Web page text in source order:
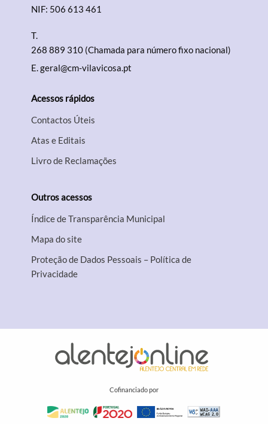
NIF: 506 613 461
T.
268 889 310 (Chamada para número fixo nacional)
E.geral@cm-vilavicosa.pt
Acessos rápidos
Contactos Úteis
Atas e Editais
Livro de Reclamações
Outros acessos
Índice de Transparência Municipal
Mapa do site
Proteção de Dados Pessoais – Política de
Privacidade
Cofinanciado por